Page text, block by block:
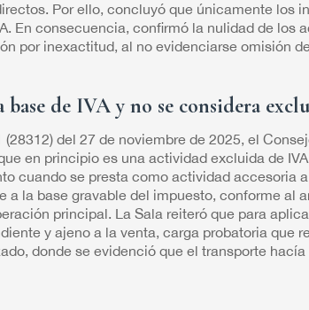
Por ello, concluyó que únicamente los
En consecuencia, confirmó la nulidad de los
por inexactitud, al no evidenciarse omisión
de IVA y no se considera
del 27 de noviembre de 2025, el
en principio es una actividad excluida de
cuando se presta como actividad accesoria
a la base gravable del impuesto, conforme al
principal. La Sala reiteró que para
y ajeno a la venta, carga probatoria que
donde se evidenció que el transporte